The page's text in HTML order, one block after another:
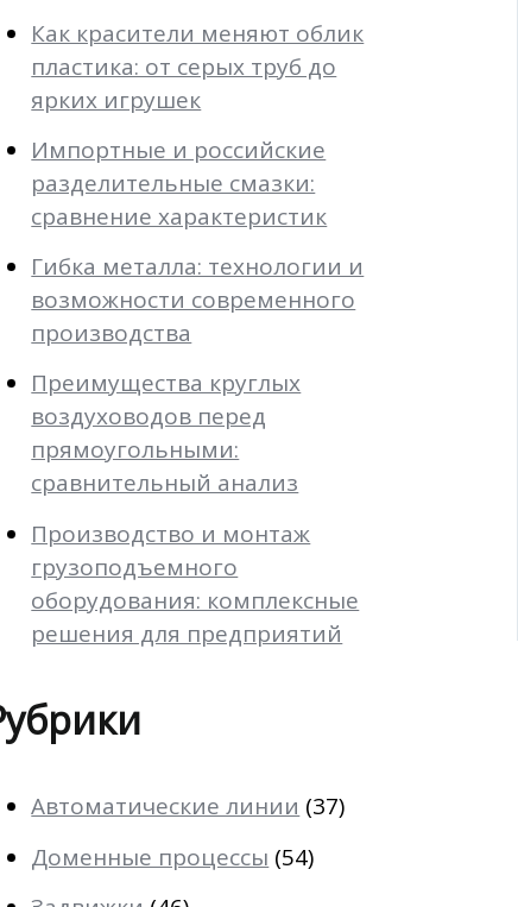
Как красители меняют облик
пластика: от серых труб до
ярких игрушек
Импортные и российские
разделительные смазки:
сравнение характеристик
Гибка металла: технологии и
возможности современного
производства
Преимущества круглых
воздуховодов перед
прямоугольными:
сравнительный анализ
Производство и монтаж
грузоподъемного
оборудования: комплексные
решения для предприятий
Автоматические линии (37)
Доменные процессы (54)